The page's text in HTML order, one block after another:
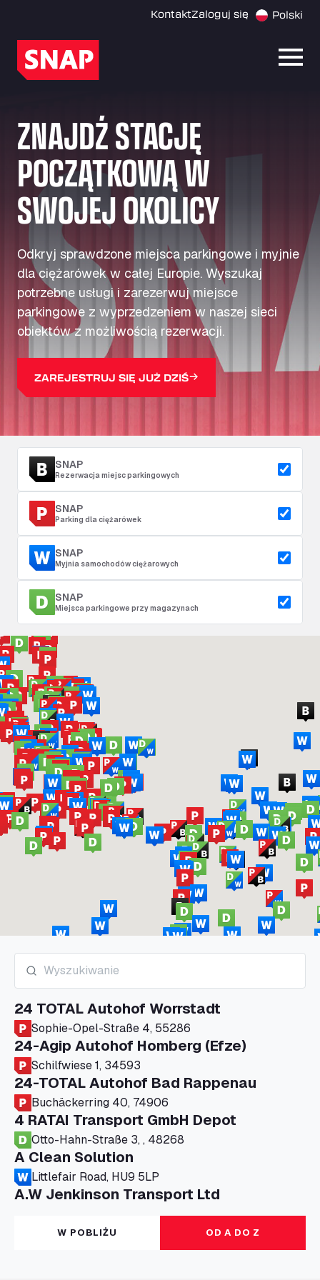
KontaktZaloguj się Polski
ZNAJDŹ STACJĘ
POCZĄTKOWĄ W
SWOJEJ OKOLICY
Odkryj sprawdzone miejsca parkingowe i myjnie
dla ciężarówek w całej Europie. Wyszukaj
potrzebne usługi i zarezerwuj miejsce
parkingowe z wyprzedzeniem w naszej sieci
obiektów z możliwością rezerwacji.
ZAREJESTRUJ SIĘ JUŻ DZIŚ
SNAP
Rezerwacja miejsc parkingowych
SNAP
Parking dla ciężarówek
SNAP
Myjnia samochodów ciężarowych
SNAP
Miejsca parkingowe przy magazynach
24 TOTAL Autohof Worrstadt
Sophie-Opel-Straße 4, 55286
24-Agip Autohof Homberg (Efze)
Schilfwiese 1, 34593
24-TOTAL Autohof Bad Rappenau
Buchäckerring 40, 74906
4 RATAI Transport GmbH Depot
Otto-Hahn-Straße 3, , 48268
A Clean Solution
Littlefair Road, HU9 5LP
A.W Jenkinson Transport Ltd
Progress House, ME11 5GA
A+G Nettetal - Depot Parking
Am Panneschopp 7, 41334
W POBLIŻU OD A DO Z